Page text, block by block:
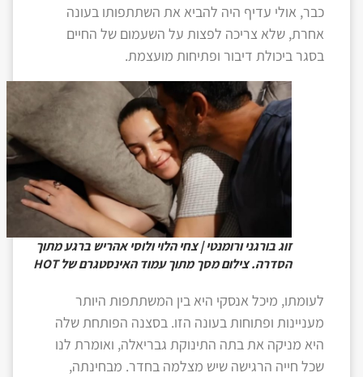
כבר, אולי עדיף היה להביא את השתתפותו בעונה
אחרת, שלא צריכה לפצות על השעמום של החיים
בסגר ביכולת דיבור ופתיחות מועצמת.
זוג בורגני ורומנטי | צחי הלוי ולוסי אהריש ברגע מתוך
הסדרה. צילום מסך מתוך עמוד האינסטגרם של HOT
לעומתו, מיכל אנסקי היא בין המשתתפות היותר
מעניינות ופתוחות בעונה הזו. בסצנה הפותחת שלה
היא מניקה את בתה התינוקת גבריאלה, ואומרת לנו
שכל חייה הרגישה שיש מצלמה בחדר. מבחינתה,